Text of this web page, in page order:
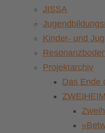
JISSA
Kinder- und
Projektarchiv
Das Ende